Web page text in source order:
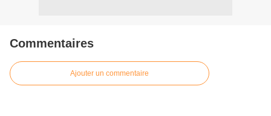
Commentaires
Ajouter un commentaire